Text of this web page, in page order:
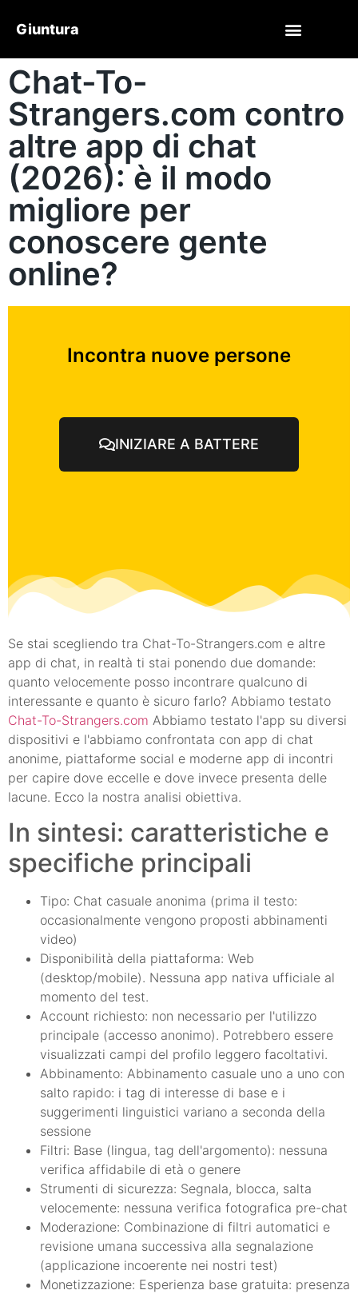
Giuntura
Chat-To-
Strangers.com contro
altre app di chat
(2026): è il modo
migliore per
conoscere gente
online?
Incontra nuove persone
INIZIARE A BATTERE
Se stai scegliendo tra Chat-To-Strangers.com e altre
app di chat, in realtà ti stai ponendo due domande:
quanto velocemente posso incontrare qualcuno di
interessante e quanto è sicuro farlo? Abbiamo testato
Chat-To-Strangers.com Abbiamo testato l'app su diversi
dispositivi e l'abbiamo confrontata con app di chat
anonime, piattaforme social e moderne app di incontri
per capire dove eccelle e dove invece presenta delle
lacune. Ecco la nostra analisi obiettiva.
In sintesi: caratteristiche e
specifiche principali
Tipo: Chat casuale anonima (prima il testo:
occasionalmente vengono proposti abbinamenti
video)
Disponibilità della piattaforma: Web
(desktop/mobile). Nessuna app nativa ufficiale al
momento del test.
Account richiesto: non necessario per l'utilizzo
principale (accesso anonimo). Potrebbero essere
visualizzati campi del profilo leggero facoltativi.
Abbinamento: Abbinamento casuale uno a uno con
salto rapido: i tag di interesse di base e i
suggerimenti linguistici variano a seconda della
sessione
Filtri: Base (lingua, tag dell'argomento): nessuna
verifica affidabile di età o genere
Strumenti di sicurezza: Segnala, blocca, salta
velocemente: nessuna verifica fotografica pre-chat
Moderazione: Combinazione di filtri automatici e
revisione umana successiva alla segnalazione
(applicazione incoerente nei nostri test)
Monetizzazione: Esperienza base gratuita: presenza